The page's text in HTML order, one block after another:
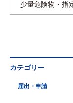
少量危険物・指
カテゴリー
届出・申請